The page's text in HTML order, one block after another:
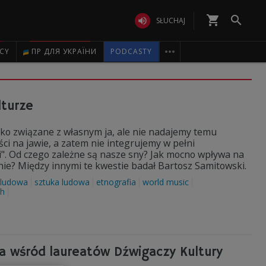
 SŁUCHAJ shopping_cart 
ПР ДЛЯ УКРАЇНИ PODCASTY 
związane z własnym ja, ale nie nadajemy temu
na jawie, a zatem nie integrujemy w pełni
czego zależne są nasze sny? Jak mocno wpływa na
Między innymi te kwestie badał Bartosz Samitowski.
sztuka ludowa etnografia
world music
wśród laureatów Dźwigaczy Kultury